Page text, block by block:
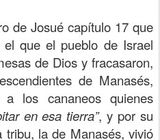
de Josué capítulo 17 que
que el pueblo de Israel
de Dios y fracasaron,
de Manasés,
a los cananeos quienes
en esa tierra”, y por su
la de Manasés, vivió